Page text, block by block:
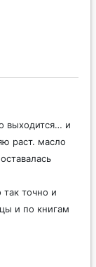
выходится… и
раст. масло
точно и
и по книгам